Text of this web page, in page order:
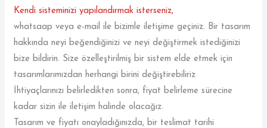
Kendi sisteminizi yapılandırmak isterseniz,
whatsaap veya e-mail ile bizimle iletişime geçiniz. Bir tasarım
hakkında neyi beğendiğinizi ve neyi değiştirmek istediğinizi
bize bildirin. Size özelleştirilmiş bir sistem elde etmek için
tasarımlarımızdan herhangi birini değiştirebiliriz
İhtiyaçlarınızı belirledikten sonra, fiyat belirleme sürecine
kadar sizin ile iletişim halinde olacağız.
Tasarım ve fiyatı onayladığınızda, bir teslimat tarihi